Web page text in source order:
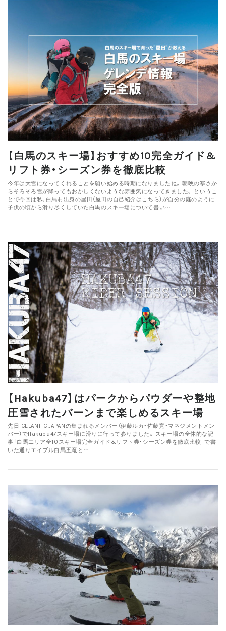
【白馬のスキー場】おすすめ10完全ガイド&
リフト券・シーズン券を徹底比較
今年は大雪になってくれることを願い始める時期になりましたね。 朝晩の寒さか
らそろそろ雪が降ってもおかしくないような雰囲気になってきました。 というこ
とで今回は私、白馬村出身の屋田（屋田の自己紹介はこちら）が自分の庭のように
子供の頃から滑り尽くしていた白馬のスキー場について書い…
【Hakuba47】はパークからパウダーや整地
圧雪されたバーンまで楽しめるスキー場
先日ICELANTIC JAPANの集まれるメンバー（伊藤ルカ・佐藤寛・マネジメントメン
バー）でHakuba47スキー場に滑りに行って参りました。 スキー場の全体的な記
事「白馬エリア全10スキー場完全ガイド&リフト券・シーズン券を徹底比較」で書
いた通りエイブル白馬五竜と…